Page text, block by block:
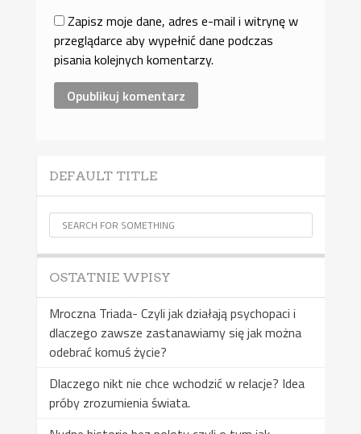
Zapisz moje dane, adres e-mail i witrynę w
przeglądarce aby wypełnić dane podczas
pisania kolejnych komentarzy.
DEFAULT TITLE
OSTATNIE WPISY
Mroczna Triada- Czyli jak działają psychopaci i
dlaczego zawsze zastanawiamy się jak można
odebrać komuś życie?
Dlaczego nikt nie chce wchodzić w relacje? Idea
próby zrozumienia świata.